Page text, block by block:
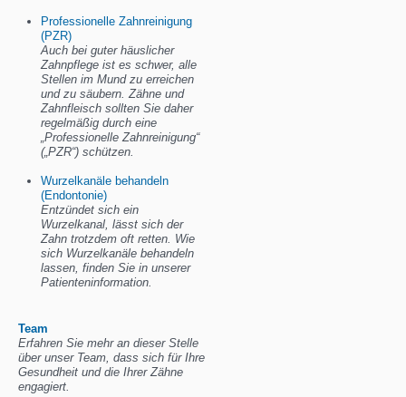
Professionelle Zahnreinigung
(PZR)
Auch bei guter häuslicher
Zahnpflege ist es schwer, alle
Stellen im Mund zu erreichen
und zu säubern. Zähne und
Zahnfleisch sollten Sie daher
regelmäßig durch eine
„Professionelle Zahnreinigung“
(„PZR“) schützen.
Wurzelkanäle behandeln
(Endontonie)
Entzündet sich ein
Wurzelkanal, lässt sich der
Zahn trotzdem oft retten. Wie
sich Wurzelkanäle behandeln
lassen, finden Sie in unserer
Patienteninformation.
Team
Erfahren Sie mehr an dieser Stelle
über unser Team, dass sich für Ihre
Gesundheit und die Ihrer Zähne
engagiert.